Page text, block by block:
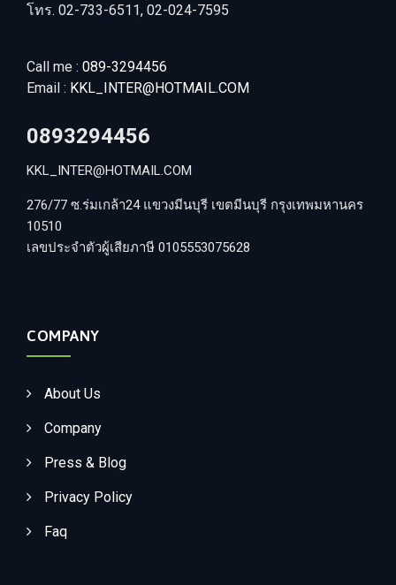
โทร. 02-733-6511, 02-024-7595
Call me : 089-3294456
Email : KKL_INTER@HOTMAIL.COM
0893294456
KKL_INTER@HOTMAIL.COM
276/77 ซ.ร่มเกล้า24 แขวงมีนบุรี เขตมีนบุรี กรุงเทพมหานคร
10510
เลขประจำตัวผู้เสียภาษี 0105553075628
COMPANY
About Us
Company
Press & Blog
Privacy Policy
Faq